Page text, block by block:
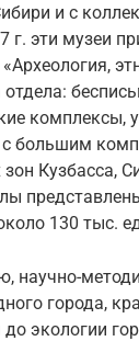
и с
г. эти музеи
комплексы,
с большим
Кузбасса,
130 тыс.
научно-
города,
экологии